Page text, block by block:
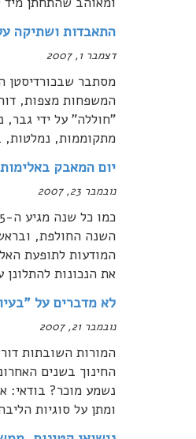
התאבדות ושתיקה
דצמבר 1, 2007
מסתבר שבכורדיסטן
המשפחות מצפות,
"חוללה" על ידי גבר,
מתקוממות, נמלטות,
יום המאבק
נובמבר 23, 2007
השנה החולפת,
המודעות לתופעת
את הנכונות להתלונן
לא מדברים על
נובמבר 21, 2007
המורות השובתות
החינוך בשנים
נשמע מוכר? בודאי:
ומתן על סוגיות